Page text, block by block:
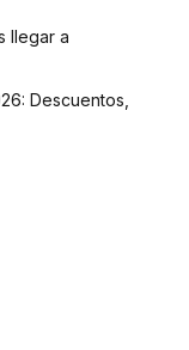
llegar a
Descuentos,